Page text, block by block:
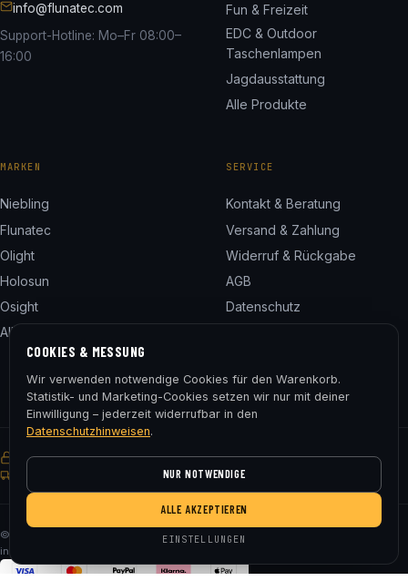
info@flunatec.com
Support-Hotline: Mo–Fr 08:00–
16:00
Fun & Freizeit
EDC & Outdoor
Taschenlampen
Jagdausstattung
Alle Produkte
MARKEN
Niebling
Flunatec
Olight
Holosun
Osight
Alle 24 Marken
SERVICE
Kontakt & Beratung
Versand & Zahlung
Widerruf & Rückgabe
AGB
Datenschutz
SSL-verschlüsselt Käuferschutz
30 Tage Rückgaberecht
© 2026 Fluna Tec & Research GmbH · FN 330182m, LG Salzburg · Alle Preise
inkl. MwSt. zzgl. Versand
COOKIES & MESSUNG
Wir verwenden notwendige Cookies für den Warenkorb.
Statistik- und Marketing-Cookies setzen wir nur mit deiner
Einwilligung – jederzeit widerrufbar in den
Datenschutzhinweisen.
ALLE AKZEPTIEREN
NUR NOTWENDIGE
EINSTELLUNGEN